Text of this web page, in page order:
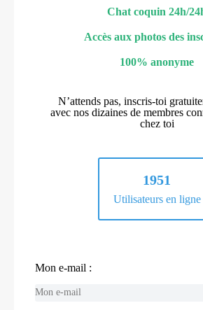
Chat coquin 24h/
Accès aux photos des
100% anonyme
N’attends pas, inscris-toi
avec nos dizaines de membres
chez toi
1951
Utilisateurs en ligne
Mon e-mail :